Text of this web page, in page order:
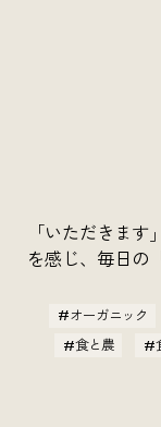
「いただきま
を感じ、毎日の
オーガニック
食と農